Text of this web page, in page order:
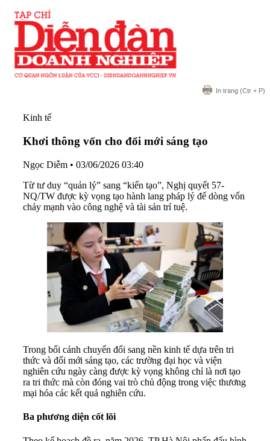
In trang (Ctr + P)
Kinh tế
Khơi thông vốn cho đổi mới sáng tạo
Ngọc Diễm • 03/06/2026 03:40
Từ tư duy “quản lý” sang “kiến tạo”, Nghị quyết 57-
NQ/TW được kỳ vọng tạo hành lang pháp lý để dòng vốn
chảy mạnh vào công nghệ và tài sản trí tuệ.
Trong bối cảnh chuyển đổi sang nền kinh tế dựa trên tri
thức và đổi mới sáng tạo, các trường đại học và viện
nghiên cứu ngày càng được kỳ vọng không chỉ là nơi tạo
ra tri thức mà còn đóng vai trò chủ động trong việc thương
mại hóa các kết quả nghiên cứu.
Ba phương diện cốt lõi